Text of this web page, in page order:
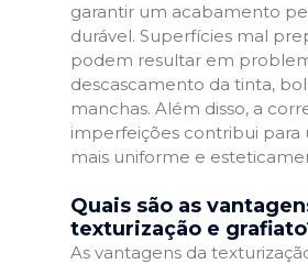
garantir um acabamento
durável. Superfícies mal
podem resultar em
descascamento da tinta,
manchas. Além disso, a
imperfeições contribui para
mais uniforme e
Quais são as
texturização e
As vantagens da